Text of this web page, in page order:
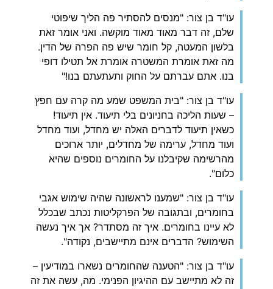
עו"ד בן צור: "מנסים להסתיר פה הליך שיפוטי
שלם, זה דבר מאוד מאוד מוקשה. ואני אומר זאת
בלשון המעטה, קל חומר שיש פה הפרה של הדין.
מה זאת אומרת המשטרה אומרת אל תטילו דופי
בנו. אתם עברתם על החוק ותעתעתם בנו!"
עו"ד בן צור: "בית המשפט שמע מה קרה עם חפץ
– שעות הליכה בחניונים בלי תיעוד. אין תיעוד!
כשאין תיעוד לדברים האלה יש מחדל, ועוד מחדל
ועוד מחדל, ערימה של מחדלים, יותר ארוכים
מהרשימה שקיבלנו על החומרים נוספים שהיא
כלום".
עו"ד בן צור: "שמענו לראשונה שהיה שימוש אגבי
בחומרים, ובתגובה של הפרקליטות נכתב שבכלל
לא עיינו בחומרים. איך זה מסתדר? אך איך נעשה
השימוש? הדברים אינם מתיישבים, נקודה".
עו"ד בן צור: "הטענה שהחומרים נשארו במודיעין –
זה לא מתיישב עם ההיגיון הפנימי. מה, עשה את זה